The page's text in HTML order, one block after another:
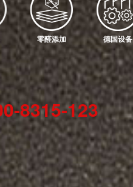
零醛添加 德国设备
8315-123